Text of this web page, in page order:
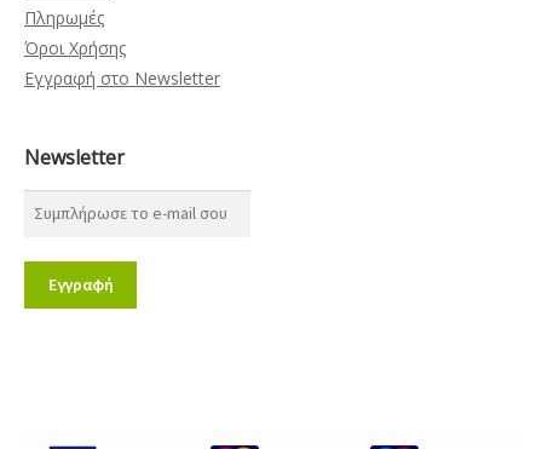
Πληρωμές
Όροι Χρήσης
Εγγραφή στο Newsletter
Newsletter